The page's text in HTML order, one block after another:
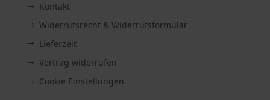
Kontakt
Widerrufsrecht & Widerrufsformular
Lieferzeit
Vertrag widerrufen
Cookie Einstellungen